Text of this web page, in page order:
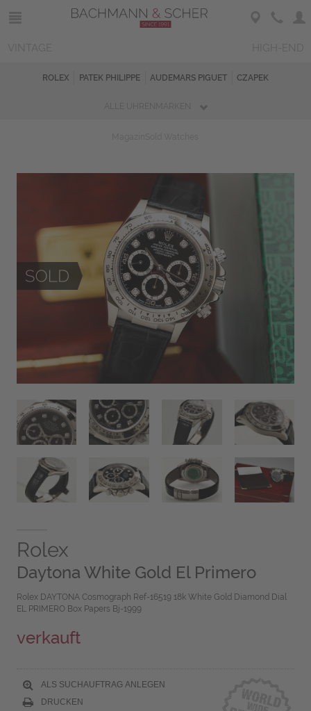
ROLEX PATEK PHILIPPE AUDEMARS PIGUET CZAPEK
Rolex
Daytona White Gold El Primero
Rolex DAYTONA Cosmograph Ref-16519 18k White Gold Diamond Dial
EL PRIMERO Box Papers Bj-1999
verkauft
ALS SUCHAUFTRAG ANLEGEN
DRUCKEN